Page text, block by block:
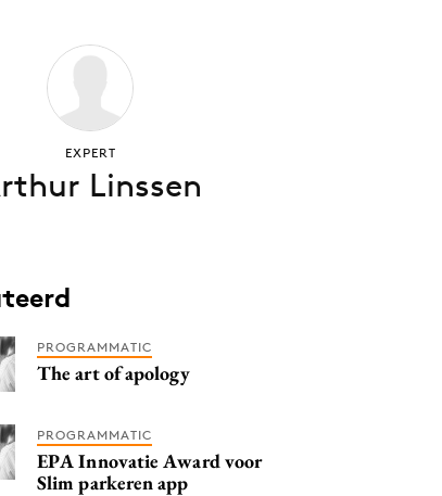
EXPERT
Linssen
PROGRAMMATIC
The art of apology
PROGRAMMATIC
EPA Innovatie Award voor
Slim parkeren app